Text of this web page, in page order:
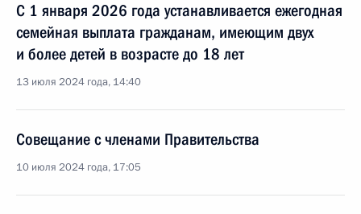
С 1 января 2026 года устанавливается ежегодная
семейная выплата гражданам, имеющим двух
и более детей в возрасте до 18 лет
13 июля 2024 года, 14:40
Совещание с членами Правительства
10 июля 2024 года, 17:05